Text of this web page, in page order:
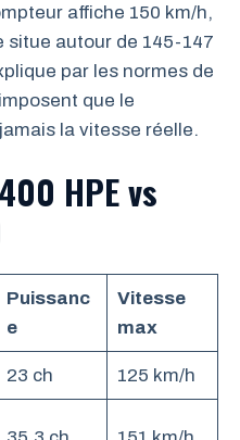
affiche 150 km/h,
situe autour de 145-147
par les normes de
que le
la vitesse réelle.
HPE vs
Puissanc
e
Vitesse
max
23 ch 125 km/h